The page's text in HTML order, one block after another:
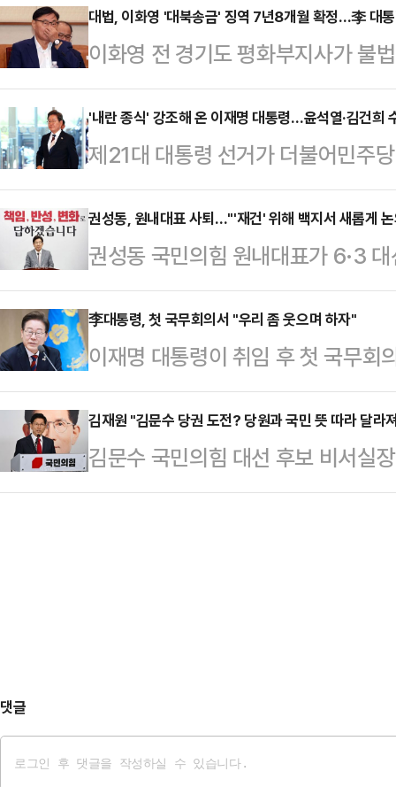
대법, 이화영 '대북송금' 징역 7년8개월 확정…李 대
이화영 전 경기도 평화부지사가 불
확정 받았다. 이 전 부지사는 이재
울 그룹으로부터 억대 뇌물을 받고
재판을 받아 왔다.5일 법조계에 따
관)는 특정범죄 가중처벌법상 뇌물
7년8개월과 벌금 2억5000만원,
을 확정했다.앞서 검찰은 이 전 부
그룹으로부터…
'내란 종식' 강조해 온 이재명 대통령…윤석열·김건희
제21대 대통령 선거가 더불어민주
가며 윤석열 전 대통령 부부에 대한
령이 유세 기간 '내란 종식'을 거듭
진에 힘이 실리고 있다.4일 법조계
가 진행해 온 윤 전 대통령 부부의
재수사 가능성에 무게가 실린다. 민
서두르고 있어 이른 시일 내 특검
리 또는 위법 …
권성동, 원내대표 사퇴…"'재건' 위해 백지서 새롭게
권성동 국민의힘 원내대표가 6·3
재건을 위해 백지에서 새롭게 논의
하겠다고 밝혔다.권성동 원내대표
"이번 대선 패배는 단순히 비상계
는다. 집권여당 국민의힘의 분열에
그는 "원내대표로서 책임이 결코
변명할 생각도 없다"고 했다. 그러
를 드는 심정'이…
李대통령, 첫 국무회의서 "우리 좀 웃으며 하자"
이재명 대통령이 취임 후 첫 국무회
하자"고 말했다.이재명 대통령은 5
의에서 모두발언에 앞서 사회자를
다. 좀 어색하죠?"라며 이같이 밝혔
국민들로부터 위임받은 업무를 하
김재원 "김문수 당권 도전? 당원과 국민 뜻 따라 달라
김문수 국민의힘 대선 후보 비서실
서 불거지고 있는 김 전 후보의 당
댓글